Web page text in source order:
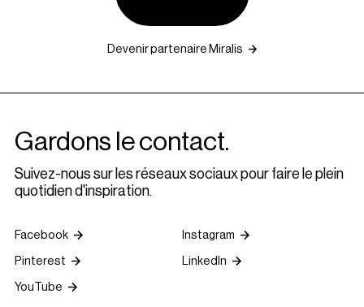
Devenir partenaire Miralis
Gardons le contact.
Suivez-nous sur les réseaux sociaux pour faire le plein
quotidien d'inspiration.
Facebook
Instagram
Pinterest
LinkedIn
YouTube